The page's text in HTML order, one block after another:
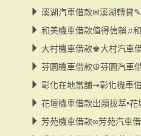
溪湖汽車借款✉溪湖轉貸
和美機車借款值得信賴♫
大村機車借款♚大村汽車
芬園機車借款☮芬園汽車
彰化在地當舖⇝彰化機車
花壇機車借款出類拔萃•
芳苑機車借款∞芳苑汽車